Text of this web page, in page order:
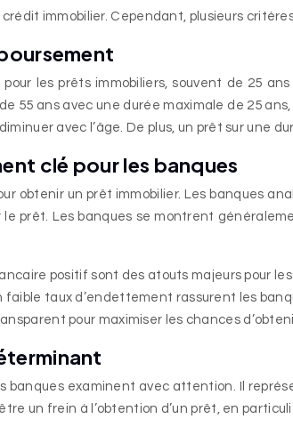
crédit immobilier. Cependant, plusieurs
les prêts immobiliers, souvent de 25
55 ans avec une durée maximale de 25
avec l’âge. De plus, un prêt sur une
clé pour les banques
obtenir un prêt immobilier. Les banques
prêt. Les banques se montrent
positif sont des atouts majeurs pour
taux d’endettement rassurent les
pour maximiser les chances
examinent avec attention. Il
un frein à l’obtention d’un prêt, en